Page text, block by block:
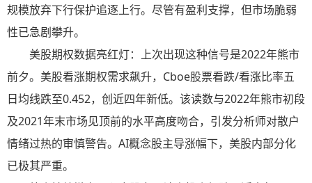
规模放弃下行保护追逐上行。尽管有盈利支撑，但市场脆弱
性已急剧攀升。
美股期权数据亮红灯：上次出现这种信号是2022年熊市
前夕。美股看涨期权需求飙升，Cboe股票看跌/看涨比率五
日均线跌至0.452，创近四年新低。该读数与2022年熊市初段
及2021年末市场见顶前的水平高度吻合，引发分析师对散户
情绪过热的审慎警告。AI概念股主导涨幅下，美股内部分化
已极其严重。